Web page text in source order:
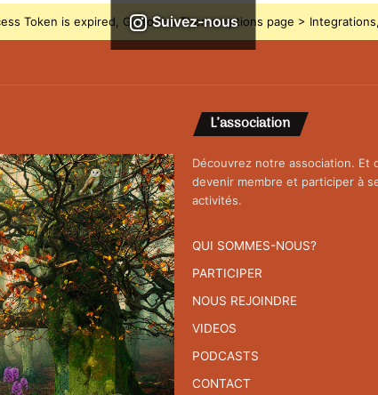
Suivez-nous
Token is expired, Go to the Theme options page >
L’association
Découvrez notre association. Et
devenir membre et participer à
activités.
QUI SOMMES-NOUS?
PARTICIPER
NOUS REJOINDRE
VIDEOS
PODCASTS
CONTACT